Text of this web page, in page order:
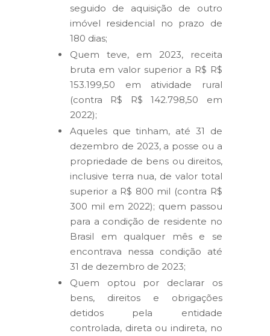
seguido de aquisição de outro
imóvel residencial no prazo de
180 dias;
Quem teve, em 2023, receita
bruta em valor superior a R$ R$
153.199,50 em atividade rural
(contra R$ R$ 142.798,50 em
2022);
Aqueles que tinham, até 31 de
dezembro de 2023, a posse ou a
propriedade de bens ou direitos,
inclusive terra nua, de valor total
superior a R$ 800 mil (contra R$
300 mil em 2022); quem passou
para a condição de residente no
Brasil em qualquer mês e se
encontrava nessa condição até
31 de dezembro de 2023;
Quem optou por declarar os
bens, direitos e obrigações
detidos pela entidade
controlada, direta ou indireta, no